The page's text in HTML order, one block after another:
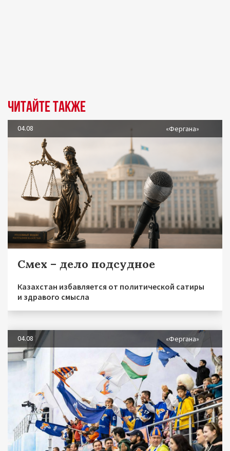
Читайте также
04.08 «Фергана»
Смех – дело подсудное
Казахстан избавляется от политической сатиры
и здравого смысла
04.08 «Фергана»